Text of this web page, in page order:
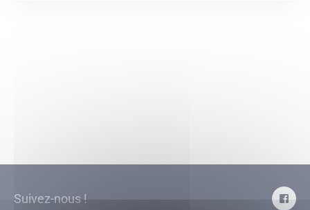
Suivez-nous !